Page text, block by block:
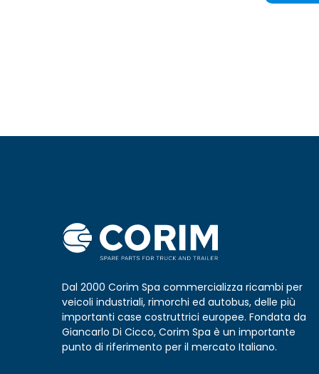
Dal 2000 Corim Spa commercializza ricambi per
veicoli industriali, rimorchi ed autobus, delle più
importanti case costruttrici europee. Fondata da
Giancarlo Di Cicco, Corim Spa è un importante
punto di riferimento per il mercato Italiano.